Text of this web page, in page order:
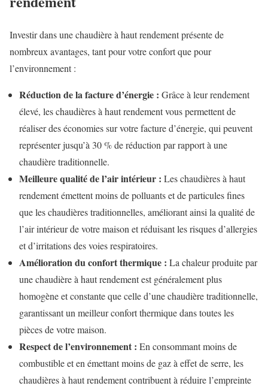
Investir dans une chaudière à haut rendement présente de
nombreux avantages, tant pour votre confort que pour
l’environnement :
Réduction de la facture d’énergie : Grâce à leur rendement
élevé, les chaudières à haut rendement vous permettent de
réaliser des économies sur votre facture d’énergie, qui peuvent
représenter jusqu’à 30 % de réduction par rapport à une
chaudière traditionnelle.
Meilleure qualité de l’air intérieur : Les chaudières à haut
rendement émettent moins de polluants et de particules fines
que les chaudières traditionnelles, améliorant ainsi la qualité de
l’air intérieur de votre maison et réduisant les risques d’allergies
et d’irritations des voies respiratoires.
Amélioration du confort thermique : La chaleur produite par
une chaudière à haut rendement est généralement plus
homogène et constante que celle d’une chaudière traditionnelle,
garantissant un meilleur confort thermique dans toutes les
pièces de votre maison.
Respect de l’environnement : En consommant moins de
combustible et en émettant moins de gaz à effet de serre, les
chaudières à haut rendement contribuent à réduire l’empreinte